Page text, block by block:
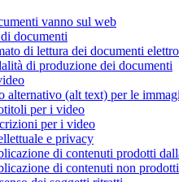
vanno sul web
documenti
di lettura dei documenti
di produzione dei documenti
alternativo (alt text) per le
per i video
per i video
e privacy
di contenuti prodotti
di contenuti non